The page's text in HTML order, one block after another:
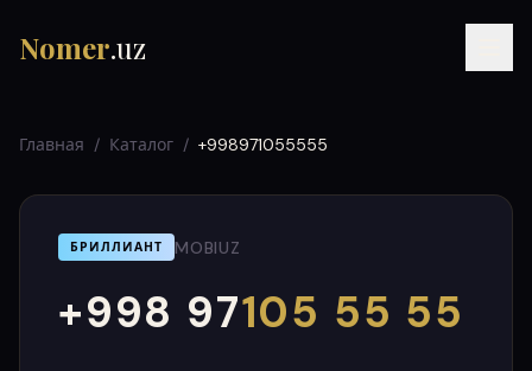
Nomer.uz
UZ УЗ
Главная / Каталог / +998971055555
БРИЛЛИАНТ MOBIUZ
+998 97105 55 55
000
999